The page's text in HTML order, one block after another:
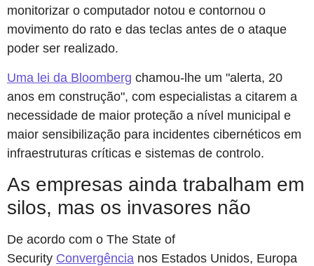
monitorizar o computador notou e contornou o
movimento do rato e das teclas antes de o ataque
poder ser realizado.
Uma lei da Bloomberg chamou-lhe um "alerta, 20
anos em construção", com especialistas a citarem a
necessidade de maior proteção a nível municipal e
maior sensibilização para incidentes cibernéticos em
infraestruturas críticas e sistemas de controlo.
As empresas ainda trabalham em
silos, mas os invasores não
De acordo com o The State of
Security Convergência nos Estados Unidos, Europa